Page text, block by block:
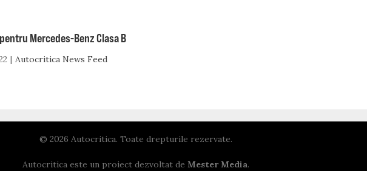
Mercedes-Benz Clasa B
Autocritica News Feed
© 2026 Autocritica. Toate drepturile rezervate.
Autocritica este un proiect dezvoltat de Mester Media.